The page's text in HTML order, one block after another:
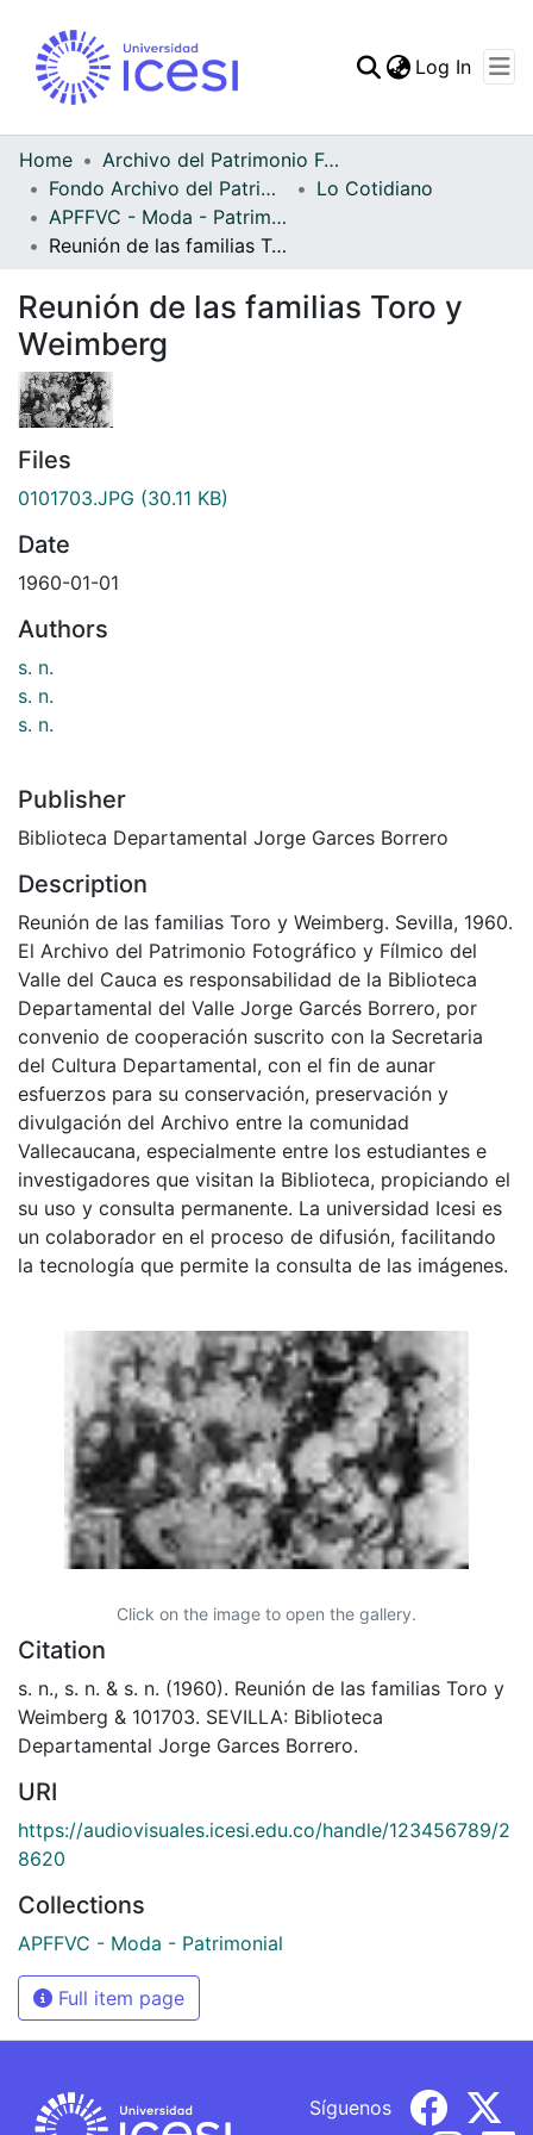
Statistics
Log In
Home
Archivo del Patrimonio Fotográfico y Fílmico del Valle del Cauca
Fondo Archivo del Patrimonio Fotográfico y Fílmico del Valle del Cauca
Lo Cotidiano
APFFVC - Moda - Patrimonial
Reunión de las familias Toro y Weimberg
Reunión de las familias Toro y
Weimberg
Files
0101703.JPG (30.11 KB)
Date
1960-01-01
Authors
s. n.
s. n.
s. n.
Publisher
Biblioteca Departamental Jorge Garces Borrero
Description
Reunión de las familias Toro y Weimberg. Sevilla, 1960.
El Archivo del Patrimonio Fotográfico y Fílmico del
Valle del Cauca es responsabilidad de la Biblioteca
Departamental del Valle Jorge Garcés Borrero, por
convenio de cooperación suscrito con la Secretaria
del Cultura Departamental, con el fin de aunar
esfuerzos para su conservación, preservación y
divulgación del Archivo entre la comunidad
Vallecaucana, especialmente entre los estudiantes e
investigadores que visitan la Biblioteca, propiciando el
su uso y consulta permanente. La universidad Icesi es
un colaborador en el proceso de difusión, facilitando
la tecnología que permite la consulta de las imágenes.
Click on the image to open the gallery.
Citation
s. n., s. n. & s. n. (1960). Reunión de las familias Toro y
Weimberg & 101703. SEVILLA: Biblioteca
Departamental Jorge Garces Borrero.
URI
https://audiovisuales.icesi.edu.co/handle/123456789/2
8620
Collections
APFFVC - Moda - Patrimonial
Full item page
Síguenos